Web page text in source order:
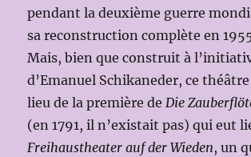
pendant la deuxième guerre
sa reconstruction complète en
Mais, bien que construit à
d’Emanuel Schikaneder, ce théâtre
lieu de la première deDie
(en 1791, il n’existait pas) qui eut
Freihaustheater auf der Wieden, un